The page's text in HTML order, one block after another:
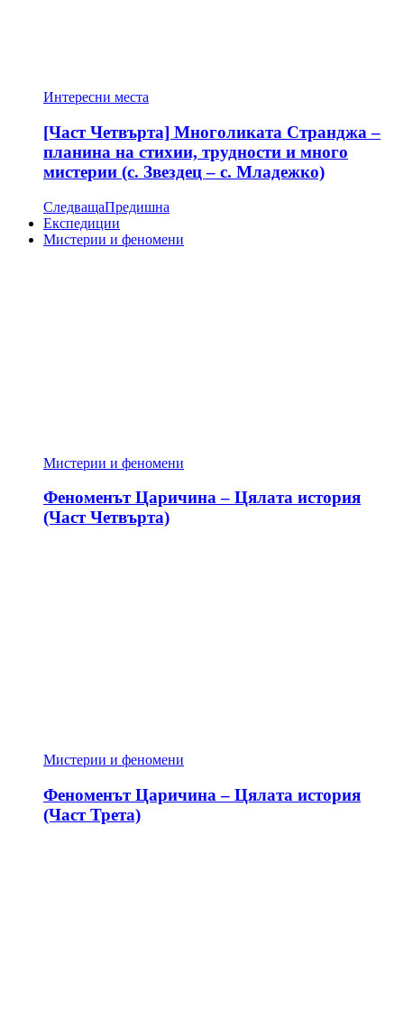
Интересни места
[Част Четвърта] Многоликата Странджа –
планина на стихии, трудности и много
мистерии (с. Звездец – с. Младежко)
СледващаПредишна
Експедиции
Мистерии и феномени
Мистерии и феномени
Феноменът Царичина – Цялата история
(Част Четвърта)
Мистерии и феномени
Феноменът Царичина – Цялата история
(Част Трета)